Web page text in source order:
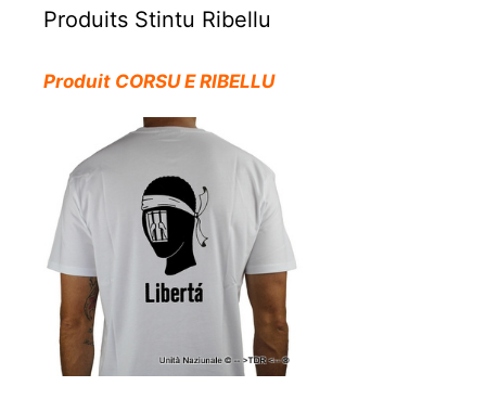
Produits Stintu Ribellu
Produit CORSU E RIBELLU